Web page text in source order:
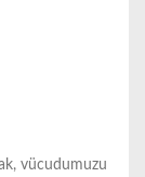
vücudumuzu